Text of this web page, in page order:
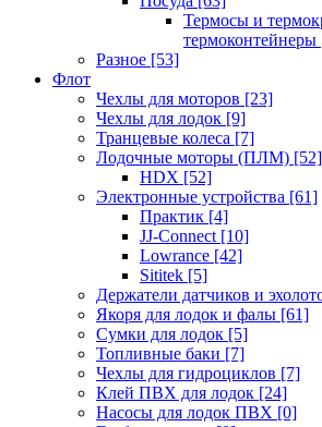
Термосы и
термоконтейнеры
Разное [53]
Флот
Чехлы для моторов [23]
Чехлы для лодок [9]
Транцевые колеса [7]
Лодочные моторы (ПЛМ) [52]
HDX [52]
Электронные устройства [61]
Практик [4]
JJ-Connect [10]
Lowrance [42]
Sititek [5]
Держатели датчиков и
Якоря для лодок и фалы [61]
Сумки для лодок [5]
Топливные баки [7]
Чехлы для гидроциклов [7]
Клей ПВХ для лодок [24]
Насосы для лодок ПВХ [0]